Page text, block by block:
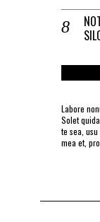
Labore
Solet
te sea,
mea et,